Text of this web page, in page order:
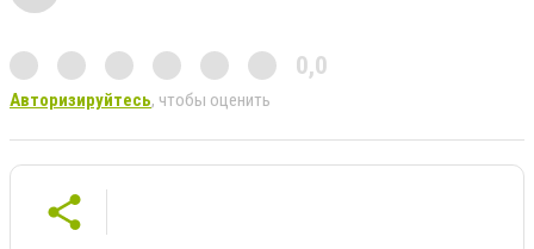
0,0
Авторизируйтесь, чтобы оценить